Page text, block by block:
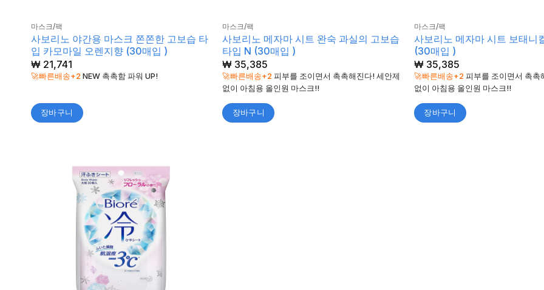
마스크/팩
사보리노 야간용 마스크 쫀쫀한 고보습 타
입 카모마일 오렌지향 (30매입 )
₩21,741
🚀빠른배송+2 NEW 촉촉함 파워 UP!
장바구니
마스크/팩
사보리노 메자마 시트 완숙 과실의 고보습
타입 N (30매입 )
₩ 35,385
🚀빠른배송+2 피부를 조이면서 촉촉해진다! 세안제
없이 아침용 올인원 마스크!!
장바구니
마스크/팩
사보리노 메자마 시트 보태니
(30매입 )
₩35,385
🚀빠른배송+2 피부를 조이면서 촉촉
없이 아침용 올인원 마스크!!
장바구니